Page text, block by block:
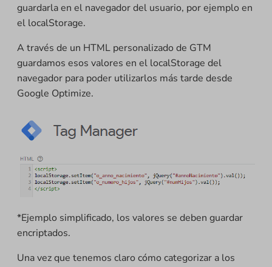
guardarla en el navegador del usuario, por ejemplo en
el localStorage.
A través de un HTML personalizado de GTM
guardamos esos valores en el localStorage del
navegador para poder utilizarlos más tarde desde
Google Optimize.
*Ejemplo simplificado, los valores se deben guardar
encriptados.
Una vez que tenemos claro cómo categorizar a los